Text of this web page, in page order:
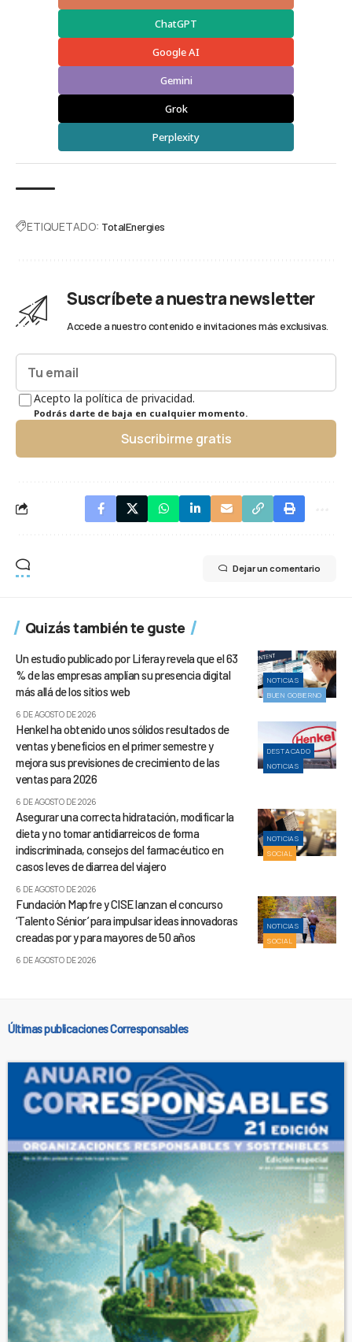
ChatGPT
Google AI
Gemini
Grok
Perplexity
ETIQUETADO: TotalEnergies
Suscríbete a nuestra newsletter
Accede a nuestro contenido e invitaciones más exclusivas.
Acepto la política de privacidad.
Podrás darte de baja en cualquier momento.
Suscribirme gratis
Dejar un comentario
Quizás también te guste
NOTICIAS
BUEN GOBIERNO
Un estudio publicado por Liferay revela que el 63
% de las empresas amplían su presencia digital
más allá de los sitios web
6 DE AGOSTO DE 2026
DESTACADO
NOTICIAS
Henkel ha obtenido unos sólidos resultados de
ventas y beneficios en el primer semestre y
mejora sus previsiones de crecimiento de las
ventas para 2026
6 DE AGOSTO DE 2026
NOTICIAS
SOCIAL
Asegurar una correcta hidratación, modificar la
dieta y no tomar antidiarreicos de forma
indiscriminada, consejos del farmacéutico en
casos leves de diarrea del viajero
6 DE AGOSTO DE 2026
NOTICIAS
SOCIAL
Fundación Mapfre y CISE lanzan el concurso
‘Talento Sénior’ para impulsar ideas innovadoras
creadas por y para mayores de 50 años
6 DE AGOSTO DE 2026
Últimas publicaciones Corresponsables